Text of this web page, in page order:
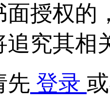
面授权的
追究其相
先 登录